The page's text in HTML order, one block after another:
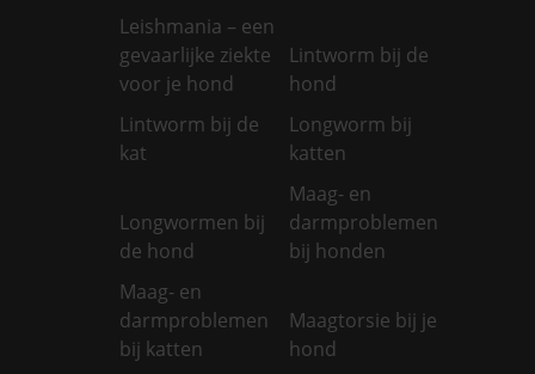
Leishmania – een
gevaarlijke ziekte
voor je hond
Lintworm bij de
hond
Lintworm bij de
kat
Longworm bij
katten
Longwormen bij
de hond
Maag- en
darmproblemen
bij honden
Maag- en
darmproblemen
bij katten
Maagtorsie bij je
hond